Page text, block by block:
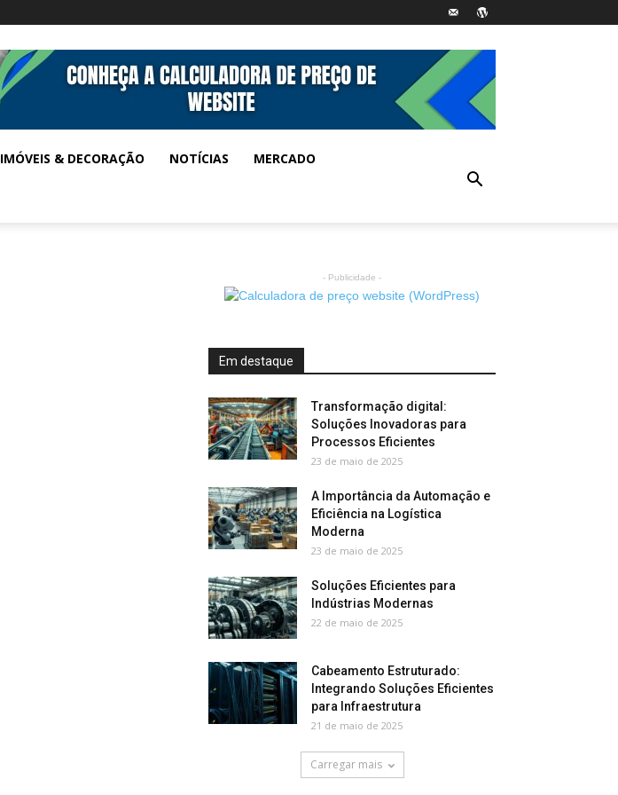
IMÓVEIS & DECORAÇÃO NOTÍCIAS MERCADO
- Publicidade -
Em destaque
Transformação digital:
Soluções Inovadoras para
Processos Eficientes
23 de maio de 2025
A Importância da Automação e
Eficiência na Logística
Moderna
23 de maio de 2025
Soluções Eficientes para
Indústrias Modernas
22 de maio de 2025
Cabeamento Estruturado:
Integrando Soluções Eficientes
para Infraestrutura
21 de maio de 2025
Carregar mais